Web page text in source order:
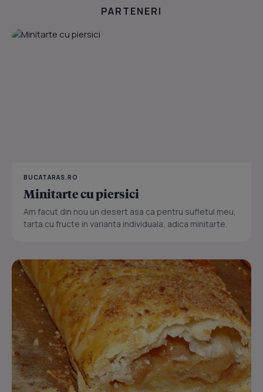
PARTENERI
BUCATARAS.RO
Minitarte cu piersici
Am facut din nou un desert asa ca pentru sufletul meu,
tarta cu fructe in varianta individuala, adica minitarte.